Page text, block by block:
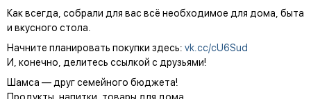
Как всегда, собрали для вас всё необходимое для дома, быта
и вкусного стола.
Начните планировать покупки здесь: vk.cc/cU6Sud
И, конечно, делитесь ссылкой с друзьями!
Шамса — друг семейного бюджета!